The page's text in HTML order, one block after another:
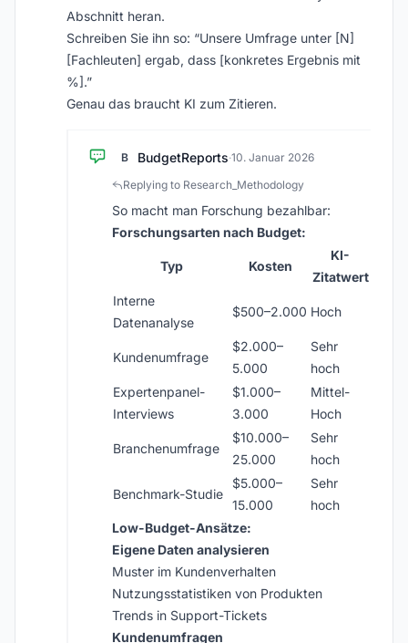
Abschnitt heran.
Schreiben Sie ihn so: “Unsere Umfrage unter [N]
[Fachleuten] ergab, dass [konkretes Ergebnis mit
%].”
Genau das braucht KI zum Zitieren.
B BudgetReports·10. Januar 2026
Replying to Research_Methodology
So macht man Forschung bezahlbar:
Forschungsarten nach Budget:
Typ Kosten
KI-
Zitatwert
Interne
Datenanalyse
$500–2.000 Hoch
Kundenumfrage
$2.000–
5.000
Sehr
hoch
Expertenpanel-
Interviews
$1.000–
3.000
Mittel-
Hoch
Branchenumfrage
$10.000–
25.000
Sehr
hoch
Benchmark-Studie
$5.000–
15.000
Sehr
hoch
Low-Budget-Ansätze:
Eigene Daten analysieren
Muster im Kundenverhalten
Nutzungsstatistiken von Produkten
Trends in Support-Tickets
Kundenumfragen